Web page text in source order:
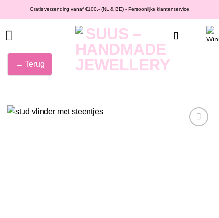
naar
inhoud
Gratis verzending vanaf €100,- (NL & BE) - Persoonlijke klantenservice
← Terug